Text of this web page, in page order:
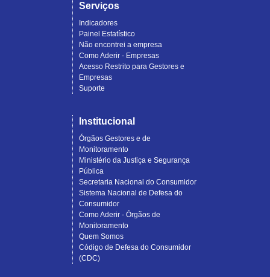
Serviços
Indicadores
Painel Estatístico
Não encontrei a empresa
Como Aderir - Empresas
Acesso Restrito para Gestores e
Empresas
Suporte
Institucional
Órgãos Gestores e de
Monitoramento
Ministério da Justiça e Segurança
Pública
Secretaria Nacional do Consumidor
Sistema Nacional de Defesa do
Consumidor
Como Aderir - Órgãos de
Monitoramento
Quem Somos
Código de Defesa do Consumidor
(CDC)